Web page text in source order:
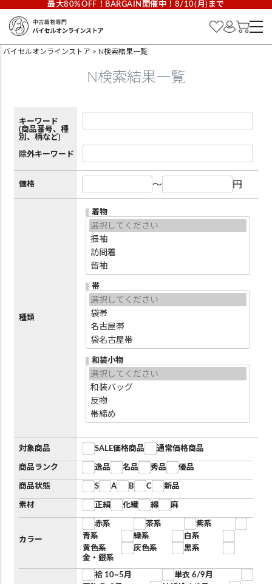
最大80%OFF！BARGAIN開催中！8/10(月)まで
バイセルオンラインストア N検索結果一覧
N検索結果一覧
キーワード
(商品番号、種
別、柄など)
除外キーワード
価格 ～ 円
種類
着物
帯
和装小物
対象商品 SALE価格商品 通常価格商品
商品ランク 逸品 名品 秀品 優品
商品状態 S A B C 新品
素材 正絹 化繊 綿 麻
カラー
赤系 茶系
紫系
青系
緑系
白系
黄色系
灰色系
黒系
金・銀系
袷 10~5月
単衣 6/9月